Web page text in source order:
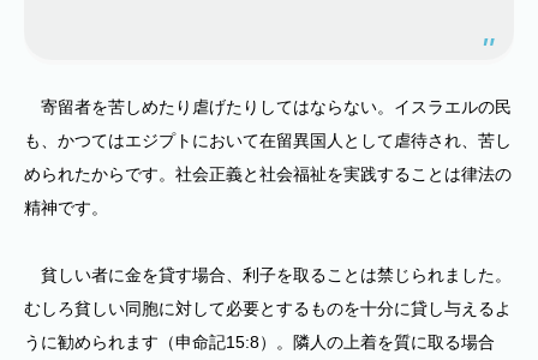
寄留者を苦しめたり虐げたりしてはならない。イスラエルの民
も、かつてはエジプトにおいて在留異国人として虐待され、苦し
められたからです。社会正義と社会福祉を実践することは律法の
精神です。
貧しい者に金を貸す場合、利子を取ることは禁じられました。
むしろ貧しい同胞に対して必要とするものを十分に貸し与えるよ
うに勧められます（申命記15:8）。隣人の上着を質に取る場合